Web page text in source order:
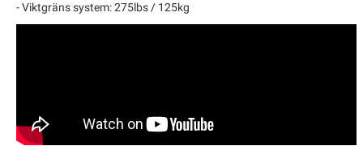
- Viktgräns system: 275lbs / 125kg